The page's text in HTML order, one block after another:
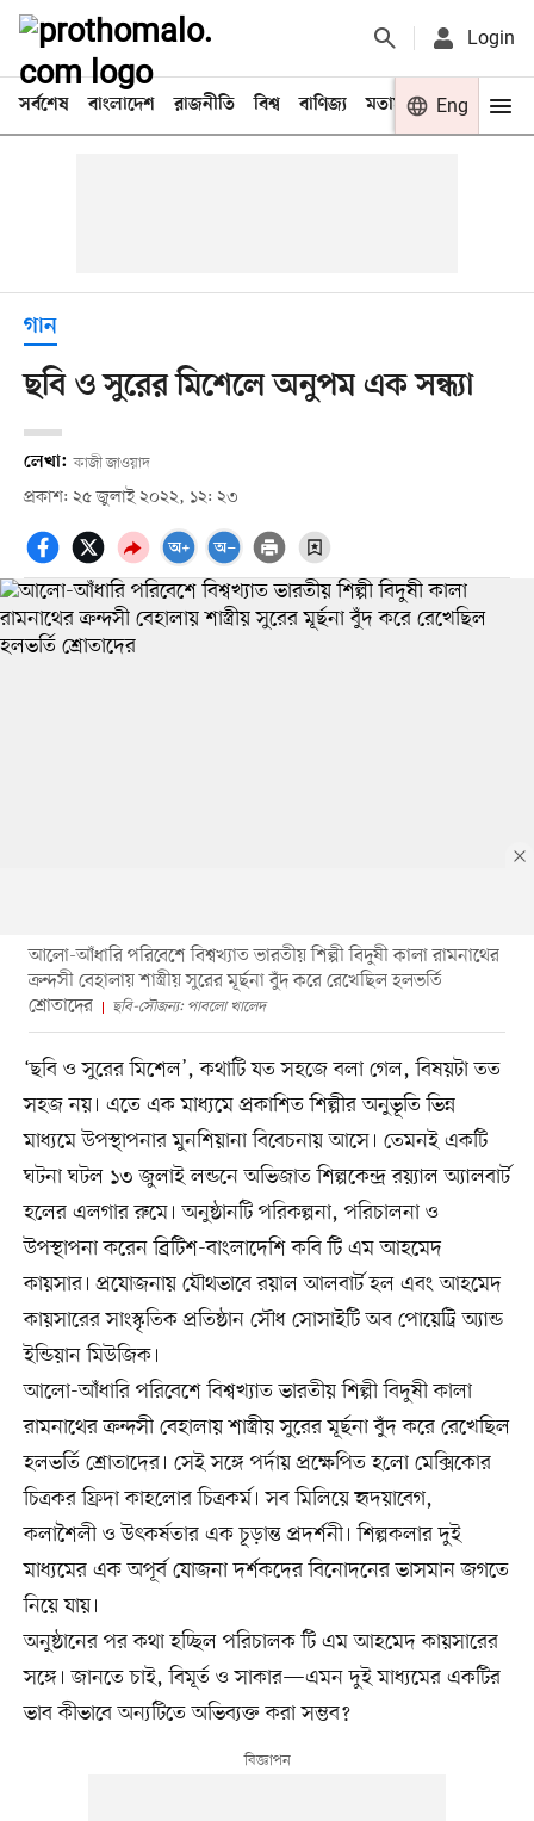
Login
সর্বশেষ বাংলাদেশ রাজনীতি বিশ্ব বাণিজ্য মতামত খেলা
Eng
গান
ছবি ও সুরের মিশেলে অনুপম এক সন্ধ্যা
লেখা: কাজী জাওয়াদ
প্রকাশ: ২৫ জুলাই ২০২২, ১২: ২৩
আলো-আঁধারি পরিবেশে বিশ্বখ্যাত ভারতীয় শিল্পী বিদুষী কালা রামনাথের
ক্রন্দসী বেহালায় শাস্ত্রীয় সুরের মূর্ছনা বুঁদ করে রেখেছিল হলভর্তি
শ্রোতাদের
ছবি-সৌজন্য: পাবলো খালেদ
‘ছবি ও সুরের মিশেল’, কথাটি যত সহজে বলা গেল, বিষয়টা তত
সহজ নয়। এতে এক মাধ্যমে প্রকাশিত শিল্পীর অনুভূতি ভিন্ন
মাধ্যমে উপস্থাপনার মুনশিয়ানা বিবেচনায় আসে। তেমনই একটি
ঘটনা ঘটল ১৩ জুলাই লন্ডনে অভিজাত শিল্পকেন্দ্র রয়্যাল অ্যালবার্ট
হলের এলগার রুমে। অনুষ্ঠানটি পরিকল্পনা, পরিচালনা ও
উপস্থাপনা করেন ব্রিটিশ-বাংলাদেশি কবি টি এম আহমেদ
কায়সার। প্রযোজনায় যৌথভাবে রয়াল আলবার্ট হল এবং আহমেদ
কায়সারের সাংস্কৃতিক প্রতিষ্ঠান সৌধ সোসাইটি অব পোয়েট্রি অ্যান্ড
ইন্ডিয়ান মিউজিক।
আলো-আঁধারি পরিবেশে বিশ্বখ্যাত ভারতীয় শিল্পী বিদুষী কালা
রামনাথের ক্রন্দসী বেহালায় শাস্ত্রীয় সুরের মূর্ছনা বুঁদ করে রেখেছিল
হলভর্তি শ্রোতাদের। সেই সঙ্গে পর্দায় প্রক্ষেপিত হলো মেক্সিকোর
চিত্রকর ফ্রিদা কাহলোর চিত্রকর্ম। সব মিলিয়ে হৃদয়াবেগ,
কলাশৈলী ও উৎকর্ষতার এক চূড়ান্ত প্রদর্শনী। শিল্পকলার দুই
মাধ্যমের এক অপূর্ব যোজনা দর্শকদের বিনোদনের ভাসমান জগতে
নিয়ে যায়।
অনুষ্ঠানের পর কথা হচ্ছিল পরিচালক টি এম আহমেদ কায়সারের
সঙ্গে। জানতে চাই, বিমূর্ত ও সাকার—এমন দুই মাধ্যমের একটির
ভাব কীভাবে অন্যটিতে অভিব্যক্ত করা সম্ভব?